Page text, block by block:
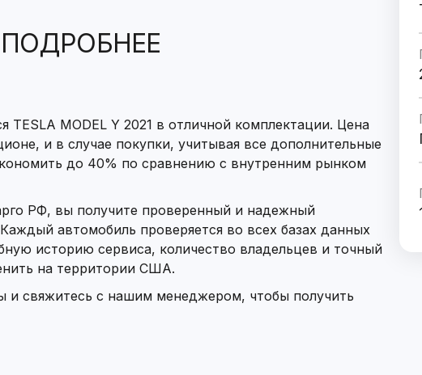
ПОДРОБНЕЕ
TESLA MODEL Y 2021 в отличной комплектации. Цена
и в случае покупки, учитывая все дополнительные
до 40% по сравнению с внутренним рынком
РФ, вы получите проверенный и надежный
автомобиль проверяется во всех базах данных
историю сервиса, количество владельцев и точный
на территории США.
и свяжитесь с нашим менеджером, чтобы получить